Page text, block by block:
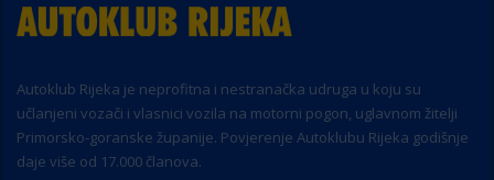
Autoklub Rijeka je neprofitna i nestranačka udruga u koju su
učlanjeni vozači i vlasnici vozila na motorni pogon, uglavnom žitelji
Primorsko-goranske županije. Povjerenje Autoklubu Rijeka godišnje
daje više od 17.000 članova.